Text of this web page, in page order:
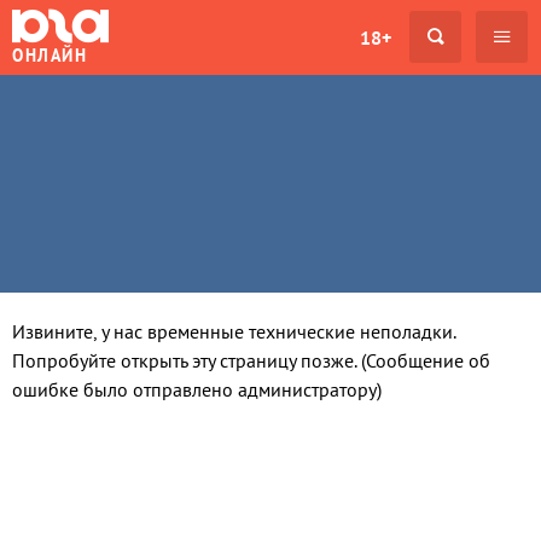
ОНЛАЙН
18+
Извините, у нас временные технические неполадки.
Попробуйте открыть эту страницу позже. (Сообщение об
ошибке было отправлено администратору)